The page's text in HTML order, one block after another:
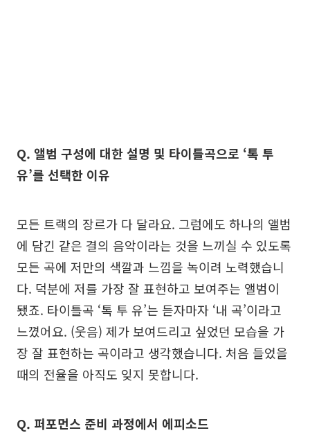
Q. 앨범 구성에 대한 설명 및 타이틀곡으로 ‘톡 투
유’를 선택한 이유
모든 트랙의 장르가 다 달라요. 그럼에도 하나의 앨범
에 담긴 같은 결의 음악이라는 것을 느끼실 수 있도록
모든 곡에 저만의 색깔과 느낌을 녹이려 노력했습니
다. 덕분에 저를 가장 잘 표현하고 보여주는 앨범이
됐죠. 타이틀곡 ‘톡 투 유’는 듣자마자 ‘내 곡’이라고
느꼈어요. (웃음) 제가 보여드리고 싶었던 모습을 가
장 잘 표현하는 곡이라고 생각했습니다. 처음 들었을
때의 전율을 아직도 잊지 못합니다.
Q. 퍼포먼스 준비 과정에서 에피소드